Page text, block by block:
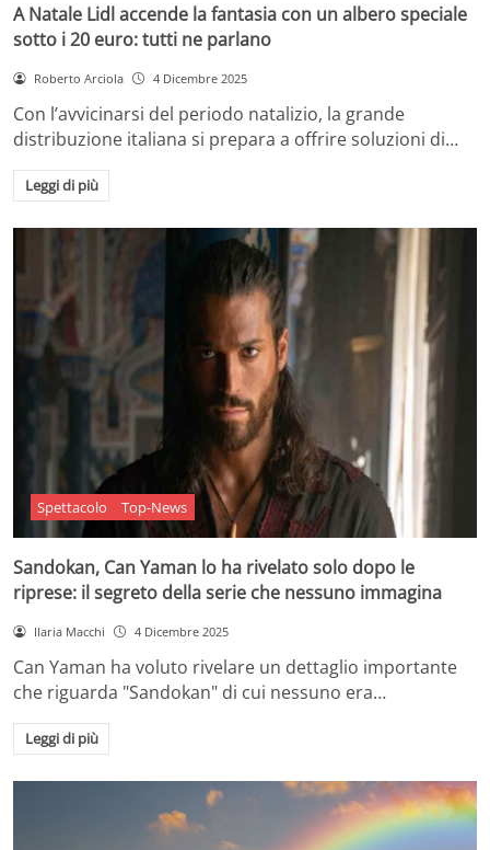
A Natale Lidl accende la fantasia con un albero speciale
sotto i 20 euro: tutti ne parlano
Roberto Arciola 4 Dicembre 2025
Con l’avvicinarsi del periodo natalizio, la grande
distribuzione italiana si prepara a offrire soluzioni di…
Leggi di più
Spettacolo Top-News
Sandokan, Can Yaman lo ha rivelato solo dopo le
riprese: il segreto della serie che nessuno immagina
Ilaria Macchi 4 Dicembre 2025
Can Yaman ha voluto rivelare un dettaglio importante
che riguarda "Sandokan" di cui nessuno era…
Leggi di più